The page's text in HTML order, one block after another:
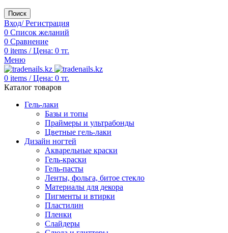
Поиск
Вход/ Регистрация
0 Список желаний
0 Сравнение
0 items / Цена: 0 тг.
Меню
0 items / Цена: 0 тг.
Каталог товаров
Гель-лаки
Базы и топы
Праймеры и ультрабонды
Цветные гель-лаки
Дизайн ногтей
Акварельные краски
Гель-краски
Гель-пасты
Ленты, фольга, битое стекло
Материалы для декора
Пигменты и втирки
Пластилин
Пленки
Слайдеры